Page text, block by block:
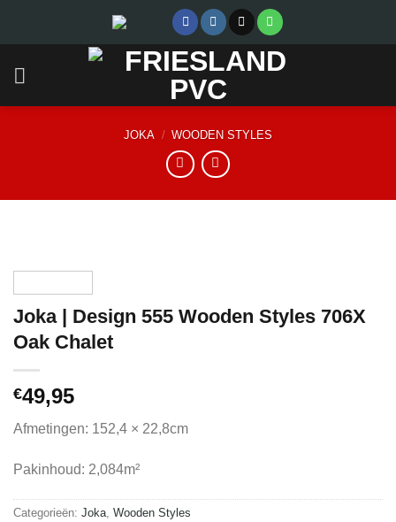
JOKA / WOODEN STYLES
Joka | Design 555 Wooden Styles 706X
Oak Chalet
€49,95
Afmetingen: 152,4 × 22,8cm
Pakinhoud: 2,084m²
Categorieën: Joka Wooden Styles